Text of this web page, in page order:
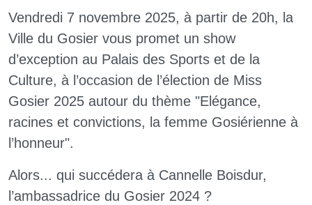
Vendredi 7 novembre 2025, à partir de 20h, la
Ville du Gosier vous promet un show
d’exception au Palais des Sports et de la
Culture, à l’occasion de l’élection de Miss
Gosier 2025 autour du thème "Elégance,
racines et convictions, la femme Gosiérienne à
l’honneur".
Alors... qui succédera à Cannelle Boisdur,
l’ambassadrice du Gosier 2024 ?